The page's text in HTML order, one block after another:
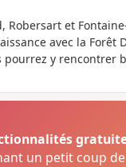
et
avec la Forêt
pourrez y rencontrer
un petit coup